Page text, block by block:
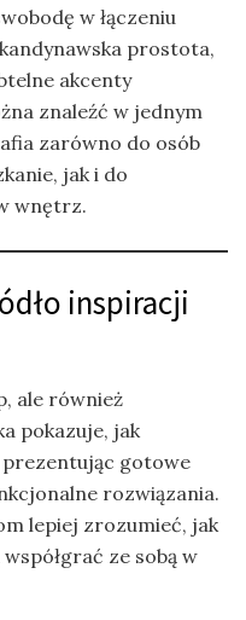
w łączeniu
prostota,
akcenty
znaleźć w jednym
zarówno do osób
jak i do
wnętrz.
inspiracji
ale również
pokazuje, jak
gotowe
rozwiązania.
lepiej zrozumieć, jak
ze sobą w